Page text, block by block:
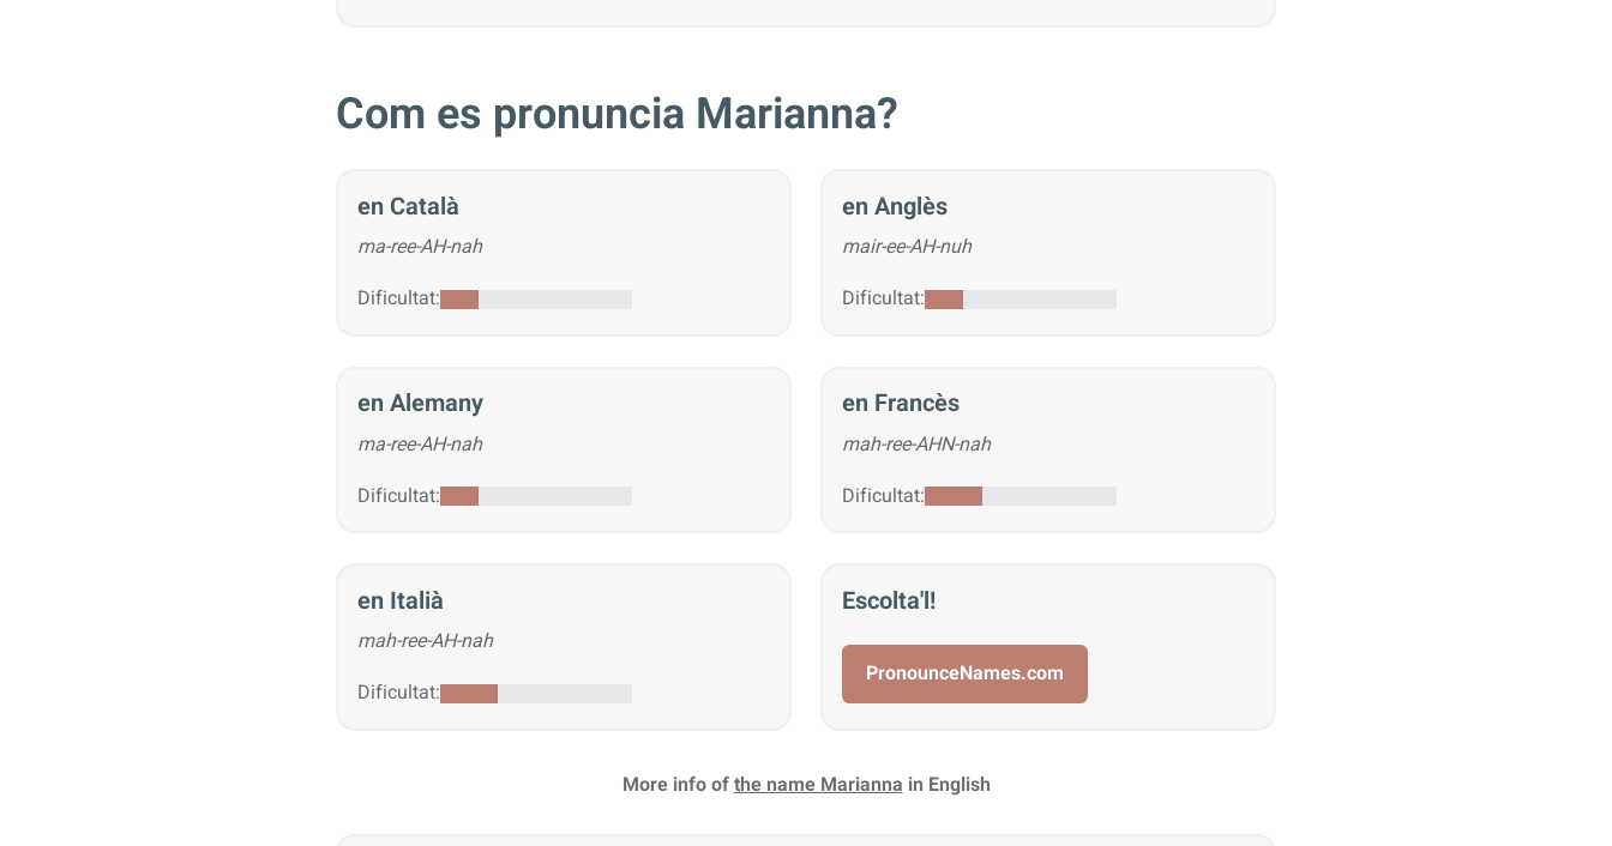
Com es pronuncia Marianna?
en Català
ma-ree-AH-nah
Dificultat:
en Anglès
mair-ee-AH-nuh
Dificultat:
en Alemany
ma-ree-AH-nah
Dificultat:
en Francès
mah-ree-AHN-nah
Dificultat:
en Italià
mah-ree-AH-nah
Dificultat:
Escolta'l!
PronounceNames.com
More info ofthe name Marianna in English